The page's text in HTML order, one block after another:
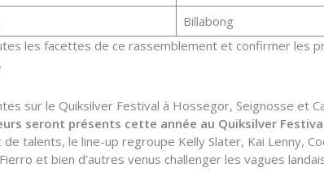
Billabong
les facettes de ce rassemblement et confirmer les
.
sur le Quiksilver Festival à Hossegor, Seignosse et
seront présents cette année au Quiksilver
de talents, le line-up regroupe Kelly Slater, Kai Lenny,
et bien d’autres venus challenger les vagues